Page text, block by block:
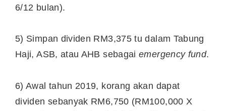
6/12 bulan).
5) Simpan dividen RM3,375 tu dalam Tabung
Haji, ASB, atau AHB sebagaiemergency fund.
6) Awal tahun 2019, korang akan dapat
dividen sebanyak RM6,750 (RM100,000 X